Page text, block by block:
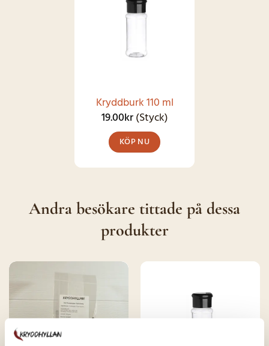
Kryddburk 110 ml
19.00kr(Styck)
KÖP NU
Andra besökare tittade på dessa
produkter